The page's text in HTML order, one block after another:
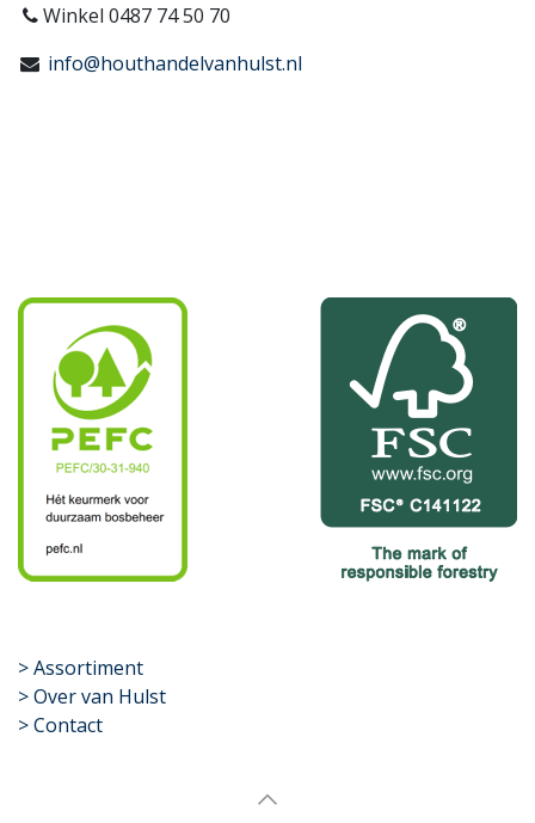
Winkel 0487 74 50 70
info@houthandelvanhulst.nl
​>Assortiment
> Over van Hulst
> Contact